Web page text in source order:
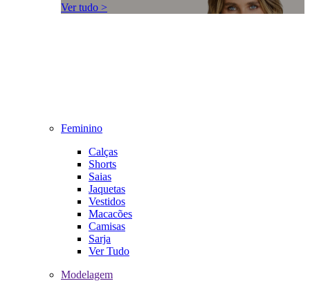
Ver tudo >
Feminino
Calças
Shorts
Saias
Jaquetas
Vestidos
Macacões
Camisas
Sarja
Ver Tudo
Modelagem